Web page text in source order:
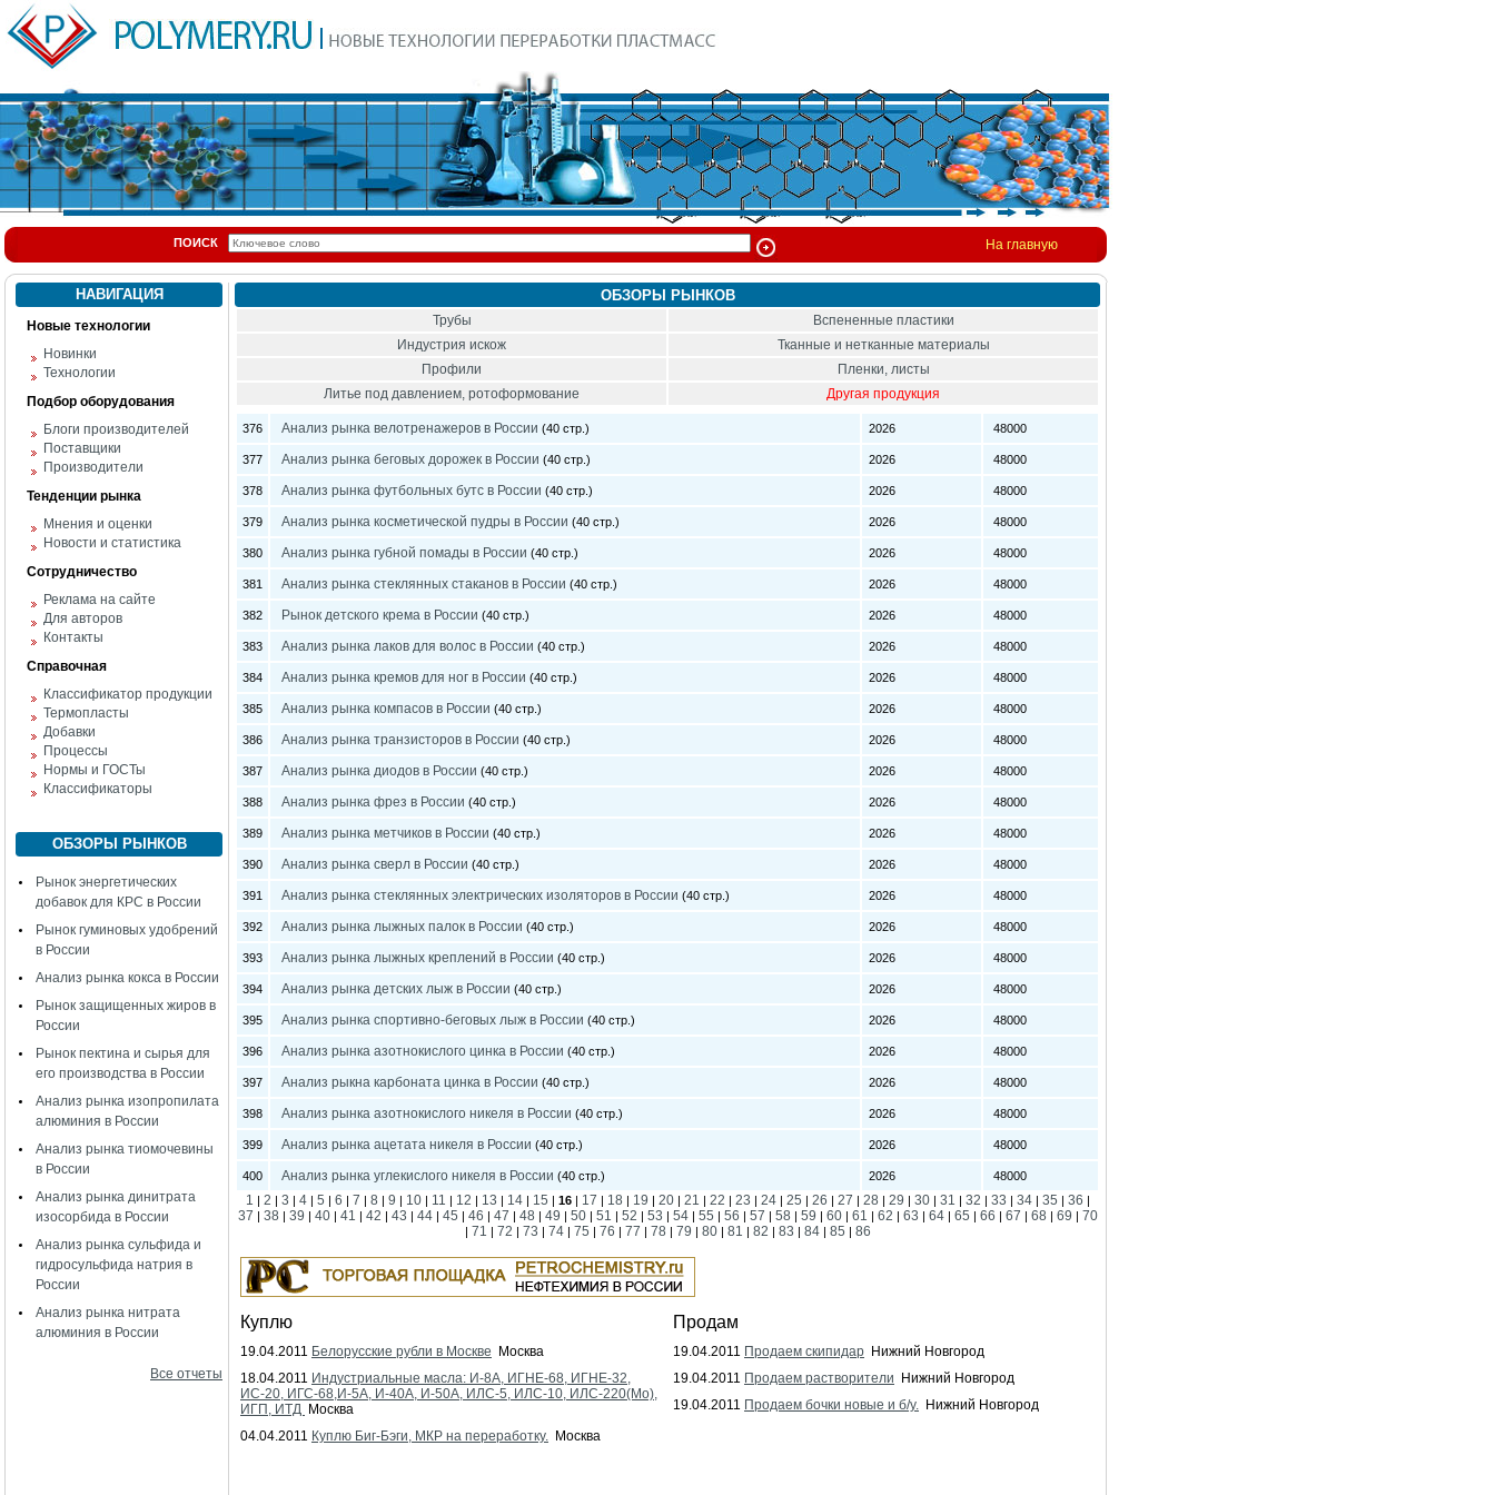
ПОИСК На главную
НАВИГАЦИЯ
Новые технологии
Новинки
Технологии
Подбор оборудования
Блоги производителей
Поставщики
Производители
Тенденции рынка
Мнения и оценки
Новости и статистика
Сотрудничество
Реклама на сайте
Для авторов
Контакты
Справочная
Классификатор продукции
Термопласты
Добавки
Процессы
Нормы и ГОСТы
Классификаторы
ОБЗОРЫ РЫНКОВ
Рынок энергетических
добавок для КРС в России
Рынок гуминовых удобрений
в России
Анализ рынка кокса в России
Рынок защищенных жиров в
России
Рынок пектина и сырья для
его производства в России
Анализ рынка изопропилата
алюминия в России
Анализ рынка тиомочевины
в России
Анализ рынка динитрата
изосорбида в России
Анализ рынка сульфида и
гидросульфида натрия в
России
Анализ рынка нитрата
алюминия в России
Все отчеты
ОБЗОРЫ РЫНКОВ
Трубы
Вспененные пластики
Индустрия искож
Тканные и нетканные материалы
Профили
Пленки, листы
Литье под давлением, ротоформование
Другая продукция
376 Анализ рынка велотренажеров в России (40 стр.) 2026 48000
377 Анализ рынка беговых дорожек в России (40 стр.) 2026 48000
378 Анализ рынка футбольных бутс в России (40 стр.) 2026 48000
379 Анализ рынка косметической пудры в России (40 стр.) 2026 48000
380 Анализ рынка губной помады в России (40 стр.) 2026 48000
381 Анализ рынка стеклянных стаканов в России (40 стр.) 2026 48000
382 Рынок детского крема в России (40 стр.) 2026 48000
383 Анализ рынка лаков для волос в России (40 стр.) 2026 48000
384 Анализ рынка кремов для ног в России (40 стр.) 2026 48000
385 Анализ рынка компасов в России (40 стр.) 2026 48000
386 Анализ рынка транзисторов в России (40 стр.) 2026 48000
387 Анализ рынка диодов в России (40 стр.) 2026 48000
388 Анализ рынка фрез в России (40 стр.) 2026 48000
389 Анализ рынка метчиков в России (40 стр.) 2026 48000
390 Анализ рынка сверл в России (40 стр.) 2026 48000
391 Анализ рынка стеклянных электрических изоляторов в России (40 стр.) 2026 48000
392 Анализ рынка лыжных палок в России (40 стр.) 2026 48000
393 Анализ рынка лыжных креплений в России (40 стр.) 2026 48000
394 Анализ рынка детских лыж в России (40 стр.) 2026 48000
395 Анализ рынка спортивно-беговых лыж в России (40 стр.) 2026 48000
396 Анализ рынка азотнокислого цинка в России (40 стр.) 2026 48000
397 Анализ рыкна карбоната цинка в России (40 стр.) 2026 48000
398 Анализ рынка азотнокислого никеля в России (40 стр.) 2026 48000
399 Анализ рынка ацетата никеля в России (40 стр.) 2026 48000
400 Анализ рынка углекислого никеля в России (40 стр.) 2026 48000
1 | 2 | 3 | 4| 5 | 6 | 7 | 8 | 9 | 10| 11 | 12 | 13 | 14| 15 | 16| 17 | 18 | 19 | 20| 21 | 22 | 23 | 24| 25 | 26 | 27 | 28 | 29 | 30| 31 | 32 | 33 | 34| 35 | 36 |
37 | 38 | 39 | 40| 41 | 42 | 43 | 44| 45 | 46 | 47 | 48 | 49 | 50| 51 | 52 | 53 | 54| 55 | 56 | 57 | 58 | 59 | 60| 61 | 62 | 63 | 64| 65 | 66 | 67 | 68 | 69 | 70
| 71 | 72 | 73 | 74| 75 | 76 | 77 | 78 | 79 | 80| 81 | 82 | 83 | 84| 85 | 86
Куплю
19.04.2011 Белорусские рубли в Москве Москва
18.04.2011 Индустриальные масла: И-8А, ИГНЕ-68, ИГНЕ-32,
ИС-20, ИГС-68,И-5А, И-40А, И-50А, ИЛС-5, ИЛС-10, ИЛС-220(Мо),
ИГП, ИТД Москва
04.04.2011 Куплю Биг-Бэги, МКР на переработку. Москва
Продам
19.04.2011 Продаем скипидар Нижний Новгород
19.04.2011 Продаем растворители Нижний Новгород
19.04.2011 Продаем бочки новые и б/у. Нижний Новгород